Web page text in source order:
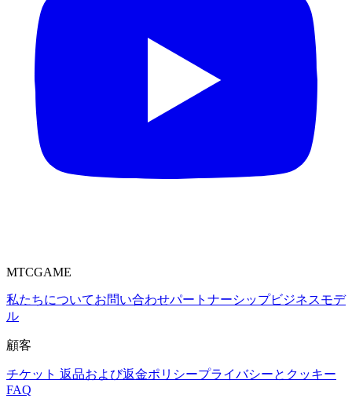
MTCGAME
私たちについてお問い合わせパートナーシップビジネスモデ
ル
顧客
チケット 返品および返金ポリシープライバシーとクッキー
FAQ